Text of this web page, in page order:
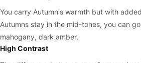
You carry Autumn's warmth but with
Autumns stay in the mid-tones, you can
mahogany, dark amber.
High Contrast